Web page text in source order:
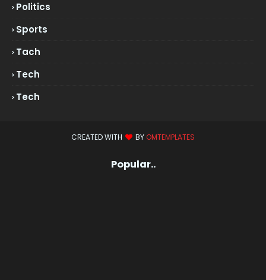
Politics
Sports
Tach
Tech
Tech
CREATED WITH BY OMTEMPLATES
Popular..